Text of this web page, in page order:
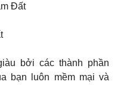
Đất
bởi các thành phần
bạn luôn mềm mại và